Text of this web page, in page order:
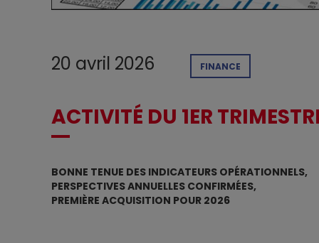
20 avril 2026 FINANCE
ACTIVITÉ DU 1ER
BONNE TENUE DES INDICATEURS OPÉRATIONNELS,
PERSPECTIVES ANNUELLES CONFIRMÉES,
PREMIÈRE ACQUISITION POUR 2026